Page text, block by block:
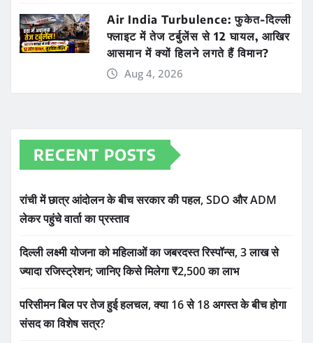
Air India Turbulence: फुकेत-दिल्ली
फ्लाइट में तेज टर्बुलेंस से 12 घायल, आखिर
आसमान में क्यों हिलने लगते हैं विमान?
Aug 4, 2026
RECENT POSTS
रांची में छात्र आंदोलन के बीच सरकार की पहल, SDO और ADM
लेकर पहुंचे वार्ता का प्रस्ताव
दिल्ली लक्ष्मी योजना को महिलाओं का जबरदस्त रिस्पॉन्स, 3 लाख से
ज्यादा रजिस्ट्रेशन; जानिए किसे मिलेगा ₹2,500 का लाभ
परिसीमन बिल पर तेज हुई हलचल, क्या 16 से 18 अगस्त के बीच होगा
संसद का विशेष सत्र?